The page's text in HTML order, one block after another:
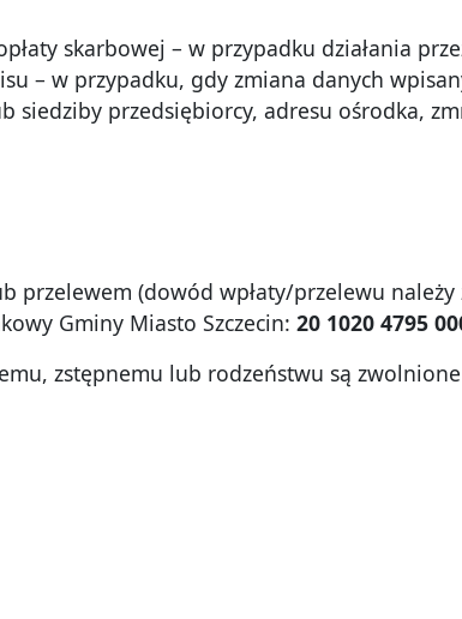
skarbowej – w przypadku działania
– w przypadku, gdy zmiana danych
siedziby przedsiębiorcy, adresu ośrodka,
przelewem (dowód wpłaty/przelewu należy
Gminy Miasto Szczecin: 20 1020 4795
zstępnemu lub rodzeństwu są